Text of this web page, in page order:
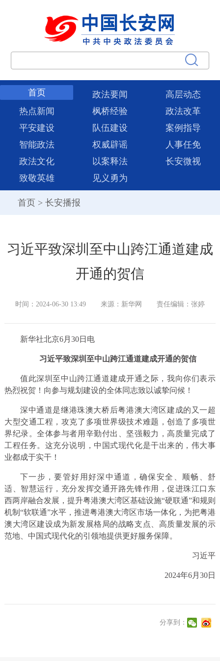
首页 政法要闻
高层动态
热点新闻
枫桥经验
政法改革
平安建设
队伍建设
案例指导
智能政法
权威辟谣
人事任免
政法文化
以案释法
长安微视
致敬英雄
见义勇为
首页 > 长安播报
习近平致深圳至中山跨江通道建成
开通的贺信
时间：2024-06-30 13:49 来源：新华网 责任编辑：张婷
新华社北京6月30日电
习近平致深圳至中山跨江通道建成开通的贺信
值此深圳至中山跨江通道建成开通之际，我向你们表示
热烈祝贺！向参与规划建设的全体同志致以诚挚问候！
深中通道是继港珠澳大桥后粤港澳大湾区建成的又一超
大型交通工程，攻克了多项世界级技术难题，创造了多项世
界纪录。全体参与者用辛勤付出、坚强毅力，高质量完成了
工程任务。这充分说明，中国式现代化是干出来的，伟大事
业都成于实干！
下一步，要管好用好深中通道，确保安全、顺畅、舒
适、智慧运行，充分发挥交通开路先锋作用，促进珠江口东
西两岸融合发展，提升粤港澳大湾区基础设施“硬联通”和规则
机制“软联通”水平，推进粤港澳大湾区市场一体化，为把粤港
澳大湾区建设成为新发展格局的战略支点、高质量发展的示
范地、中国式现代化的引领地提供更好服务保障。
习近平
2024年6月30日
分享到：